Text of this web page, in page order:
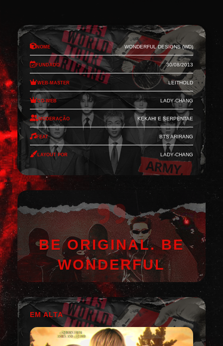
Nome Wonderful Designs (WD)
Fundado 30/08/2013
Web-Master Leithold
Co-Web Lady-Chang
Moderação Kekahi e Serpentae
Feat BTS Arirang
Layout por Lady-Chang
BE ORIGINAL. BE
WONDERFUL
EM ALTA